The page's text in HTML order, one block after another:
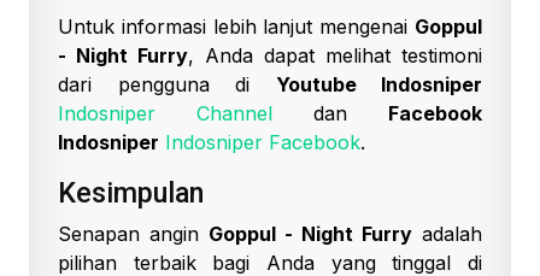
Untuk informasi lebih lanjut mengenai Goppul
- Night Furry, Anda dapat melihat testimoni
dari pengguna di Youtube Indosniper
Indosniper Channel dan Facebook
Indosniper Indosniper Facebook.
Kesimpulan
Senapan angin Goppul - Night Furry adalah
pilihan terbaik bagi Anda yang tinggal di